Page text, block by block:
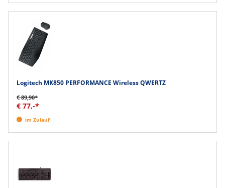
Logitech MK850 PERFORMANCE Wireless QWERTZ
€ 89,90*
€ 77,-*
im Zulauf